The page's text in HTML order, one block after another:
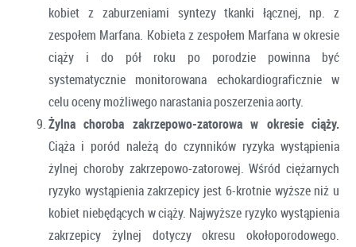
kobiet z zaburzeniami syntezy tkanki łącznej, np. z
zespołem Marfana. Kobieta z zespołem Marfana w okresie
ciąży i do pół roku po porodzie powinna być
systematycznie monitorowana echokardiograﬁcznie w
celu oceny możliwego narastania poszerzenia aorty.
Żylna choroba zakrzepowo-zatorowa w okresie ciąży.
Ciąża i poród należą do czynników ryzyka wystąpienia
żylnej choroby zakrzepowo-zatorowej. Wśród ciężarnych
ryzyko wystąpienia zakrzepicy jest 6-krotnie wyższe niż u
kobiet niebędących w ciąży. Najwyższe ryzyko wystąpienia
zakrzepicy żylnej dotyczy okresu okołoporodowego.